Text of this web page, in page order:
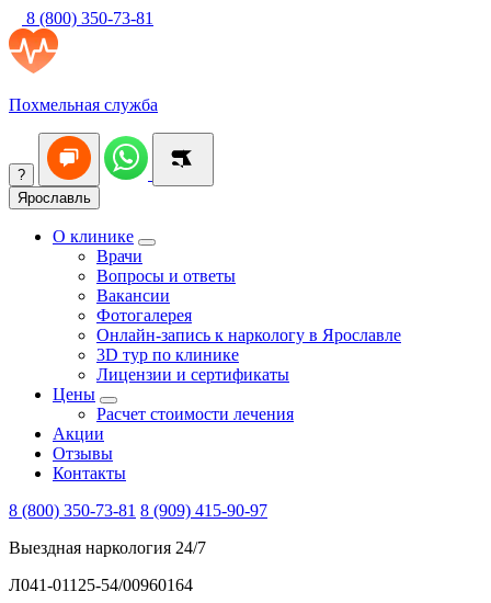
8 (800) 350-73-81
Похмельная служба
?
Ярославль
О клинике
Врачи
Вопросы и ответы
Вакансии
Фотогалерея
Онлайн-запись к наркологу в Ярославле
3D тур по клинике
Лицензии и сертификаты
Цены
Расчет стоимости лечения
Акции
Отзывы
Контакты
8 (800) 350-73-81 8 (909) 415-90-97
Выездная наркология 24/7
Л041-01125-54/00960164